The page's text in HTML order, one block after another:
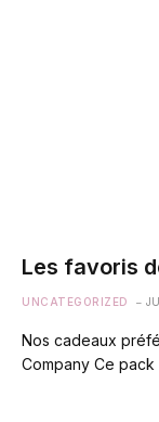
Les favoris
UNCATEGORIZED
Nos cadeaux
Company Ce